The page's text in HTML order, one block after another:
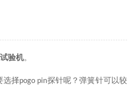
验机。
选择pogo pin探针呢？弹簧针可以较